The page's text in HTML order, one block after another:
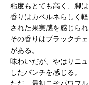
粘度もとても高く、脚は
香りはカベルネらしく
された果実感を感じられ
その香りはブラックチ
がある。
味わいだが、やはりニ
したパンチを感じる。